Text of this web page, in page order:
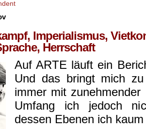
Imperialismus,
Herrschaft
Auf ARTE läuft ein
Und das bringt mich
immer mit
Umfang ich jedoch
dessen Ebenen ich